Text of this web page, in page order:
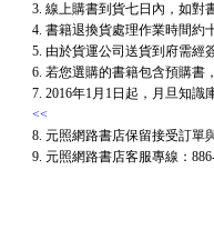
3. 線上購書到貨七日內，如對
4. 書籍退換貨處理作業時間約
5. 由於貨運公司送貨到府需經
6. 若您選購的書籍包含預購書
7. 2016年1月1日起，月旦知識
<<
8. 元照網路書店保留接受訂單
9. 元照網路書店客服專線：